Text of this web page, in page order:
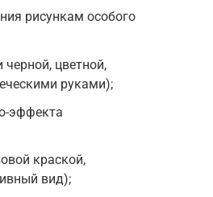
рисункам особого
цветной,
руками);
эффекта
краской,
вид);